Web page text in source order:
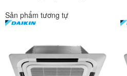
Sản phẩm tương tự